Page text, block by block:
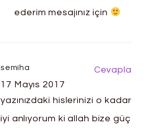
ederim mesajınız için
semiha
17 Mayıs 2017
yazınızdaki hislerinizi o kadar
iyi anlıyorum ki allah bize güç
Cevapla